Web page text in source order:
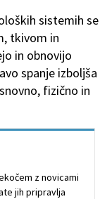
sistemih se
tkivom in
in obnovijo
spanje izboljša
fizično in
z novicami
jih pripravlja